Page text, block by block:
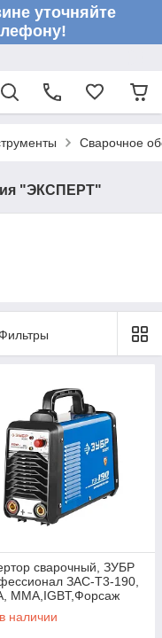
уточняйте
Сварочное
"ЭКСПЕРТ"
сварочный, ЗУБР
ЗАС-Т3-190,
MMA,IGBT,Форсаж
наличии